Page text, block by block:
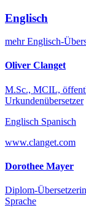
Englisch
mehrEnglisch-
Oliver Clanget
M.Sc., MCIL,
Urkundenübersetzer
Englisch Spanisch
www.clanget.com
Dorothee Mayer
Diplom-
Sprache